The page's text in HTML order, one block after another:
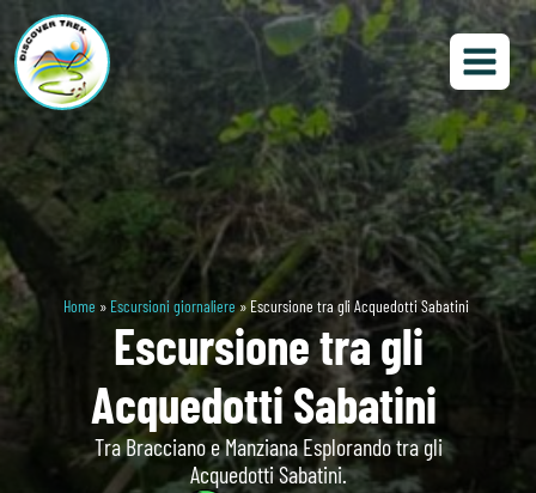
Home » Escursioni giornaliere»Escursione tra gli Acquedotti Sabatini
Escursione tra gli
Acquedotti Sabatini
Tra Bracciano e Manziana Esplorando tra gli
Acquedotti Sabatini.